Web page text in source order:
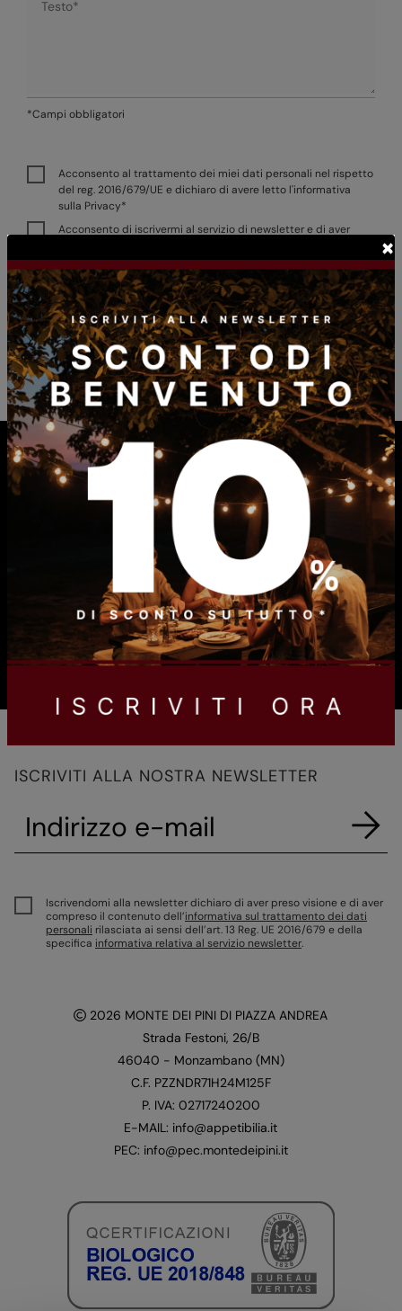
*Campi obbligatori
Acconsento al trattamento dei miei dati personali nel rispetto
del reg. 2016/679/UE e dichiaro di avere letto l'informativa
sulla Privacy*
Acconsento di iscrivermi al servizio di newsletter e di aver
trattamento dei dati personalidettate in conformità alReg.
2016/679/EUin materia di Privacy.
Invia
SPEDIZIONE GRATUITA IN ITALIA PER IMPORTI SUPERIORI
A € 59,90
Tempi di consegna in Italia: 3/4 giorni lavorativi
ISCRIVITI ALLA NOSTRA NEWSLETTER
Iscrivendomi alla newsletter dichiaro di aver preso visione e di aver
compreso il contenuto dell’informativa sul trattamento dei dati
personali rilasciata ai sensi dell’art. 13 Reg. UE 2016/679 e della
specifica informativa relativa al servizio newsletter.
2026 MONTE DEI PINI DI PIAZZA ANDREA
Strada Festoni, 26/B
46040 - Monzambano (MN)
C.F. PZZNDR71H24M125F
P. IVA: 02717240200
E-MAIL: info@appetibilia.it
PEC: info@pec.montedeipini.it
×